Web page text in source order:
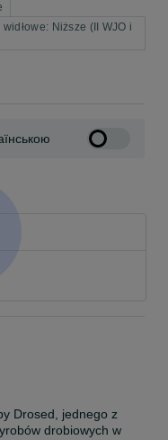
Niższe (II WJO i
Drosed, jednego z
drobiowych w